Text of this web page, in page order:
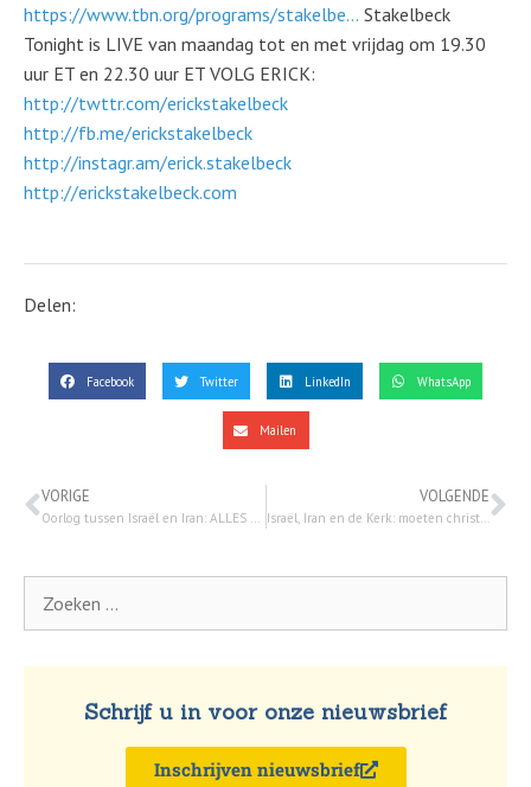
https://www.tbn.org/programs/stakelbe... Stakelbeck
Tonight is LIVE van maandag tot en met vrijdag om 19.30
uur ET en 22.30 uur ET VOLG ERICK:
http://twttr.com/erickstakelbeck
http://fb.me/erickstakelbeck
http://instagr.am/erick.stakelbeck
http://erickstakelbeck.com
Delen:
Facebook Twitter LinkedIn WhatsApp
Mailen
VORIGE VOLGENDE
Israël, Iran en de Kerk: moeten christenen kiezen tussen naastenliefde en oordeel? – 21 juni 2025!
Schrijf u in voor onze nieuwsbrief
Inschrijven nieuwsbrief